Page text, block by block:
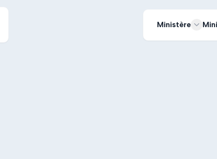
Ministère